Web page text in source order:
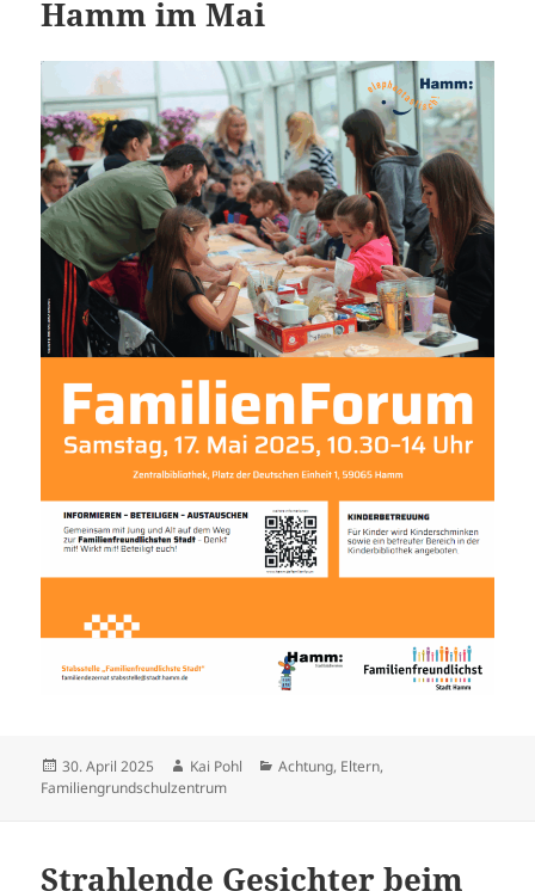
Hamm im Mai
Veröffentlicht
am
30. April 2025 Autor
Kai Pohl Kategorien
Achtung, Eltern,
Familiengrundschulzentrum
Strahlende Gesichter beim